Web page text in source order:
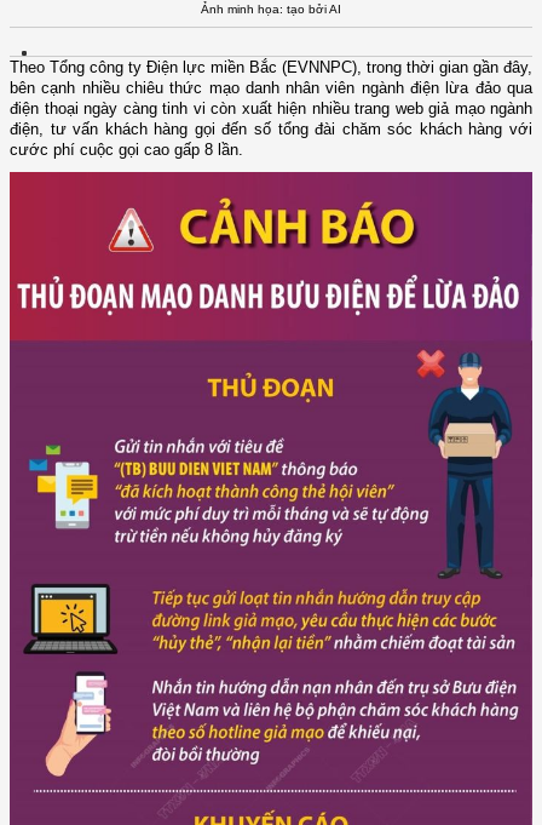
Ảnh minh họa: tạo bởi AI
Theo Tổng công ty Điện lực miền Bắc (EVNNPC), trong thời gian gần đây,
bên cạnh nhiều chiêu thức mạo danh nhân viên ngành điện lừa đảo qua
điện thoại ngày càng tinh vi còn xuất hiện nhiều trang web giả mạo ngành
điện, tư vấn khách hàng gọi đến số tổng đài chăm sóc khách hàng với
cước phí cuộc gọi cao gấp 8 lần.